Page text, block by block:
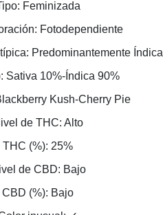
Feminizada
Fotodependiente
Predominantemente Índica
Sativa 10%-Índica 90%
Kush-Cherry Pie
de THC: Alto
THC (%): 25%
de CBD: Bajo
CBD (%): Bajo